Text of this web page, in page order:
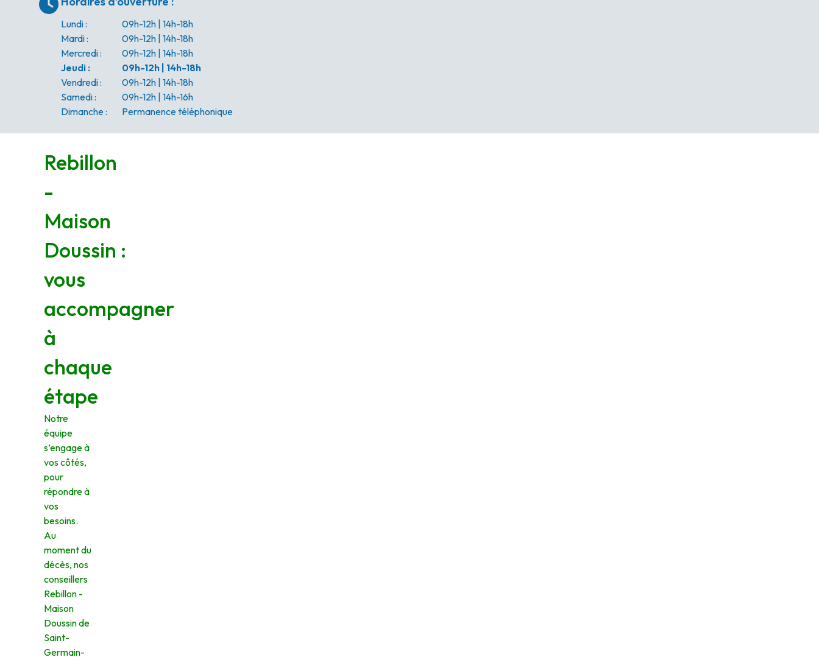
Lundi:
09h-12h | 14h-18h
Mardi:
09h-12h | 14h-18h
Mercredi:
09h-12h | 14h-18h
Jeudi :
09h-12h | 14h-18h
Vendredi:
09h-12h | 14h-18h
Samedi:
09h-12h | 14h-16h
Dimanche: Permanence téléphonique
Rebillon
-
Maison
Doussin :
vous
accompagner
à
chaque
étape
Notre
équipe
s’engage à
vos côtés,
pour
répondre à
vos
besoins.
Au
moment du
décès, nos
conseillers
Rebillon -
Maison
Doussin de
Saint-
Germain-